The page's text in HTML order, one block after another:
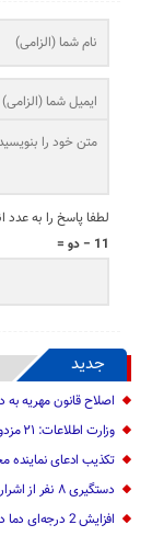
لطفا پاسخ را به عدد
11 − دو =
جدید
اصلاح قانون مهریه
وزارت اطلاعات: ۲۱ مزدور موساد و ۴ شرور مسلح در کرمان بازداشت شدند
تکذیب ادعای نماینده
دستگیری ۸ نفر از اشرار مسلح شاخص و مرتبطین گروهک‌های تروریستی
افزایش 2 درجه‌ای دما در برخی مناطق/ هوای معتدل در نوار شمالی ایران